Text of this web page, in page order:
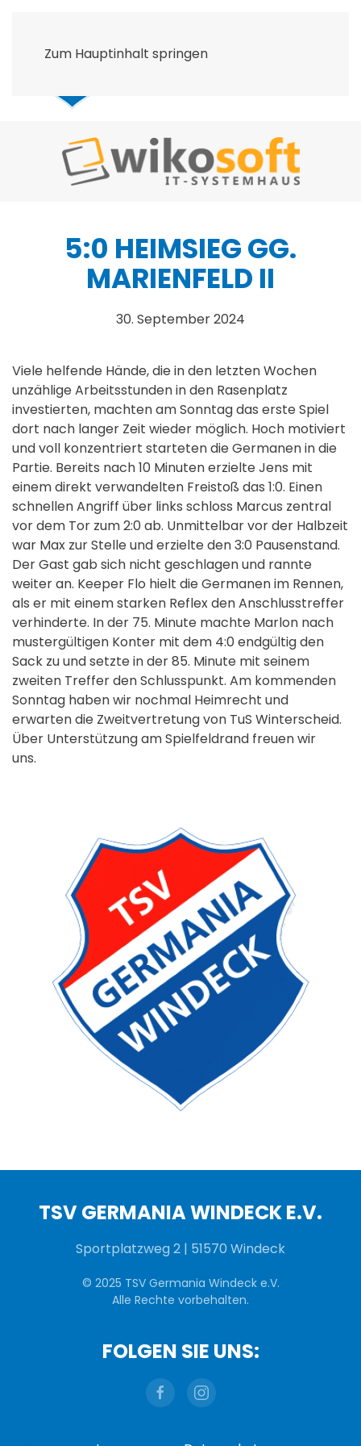
Zum Hauptinhalt springen
5:0 HEIMSIEG GG.
MARIENFELD II
30. September 2024
Viele helfende Hände, die in den letzten Wochen
unzählige Arbeitsstunden in den Rasenplatz
investierten, machten am Sonntag das erste Spiel
dort nach langer Zeit wieder möglich. Hoch motiviert
und voll konzentriert starteten die Germanen in die
Partie. Bereits nach 10 Minuten erzielte Jens mit
einem direkt verwandelten Freistoß das 1:0. Einen
schnellen Angriff über links schloss Marcus zentral
vor dem Tor zum 2:0 ab. Unmittelbar vor der Halbzeit
war Max zur Stelle und erzielte den 3:0 Pausenstand.
Der Gast gab sich nicht geschlagen und rannte
weiter an. Keeper Flo hielt die Germanen im Rennen,
als er mit einem starken Reflex den Anschlusstreffer
verhinderte. In der 75. Minute machte Marlon nach
mustergültigen Konter mit dem 4:0 endgültig den
Sack zu und setzte in der 85. Minute mit seinem
zweiten Treffer den Schlusspunkt. Am kommenden
Sonntag haben wir nochmal Heimrecht und
erwarten die Zweitvertretung von TuS Winterscheid.
Über Unterstützung am Spielfeldrand freuen wir
uns.
TSV GERMANIA WINDECK E.V.
Sportplatzweg 2 | 51570 Windeck
© 2025 TSV Germania Windeck e.V.
Alle Rechte vorbehalten.
FOLGEN SIE UNS: